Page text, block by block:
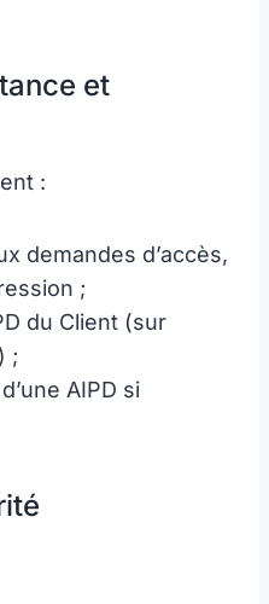
et
:
demandes d’accès,
;
du Client (sur
;
AIPD si